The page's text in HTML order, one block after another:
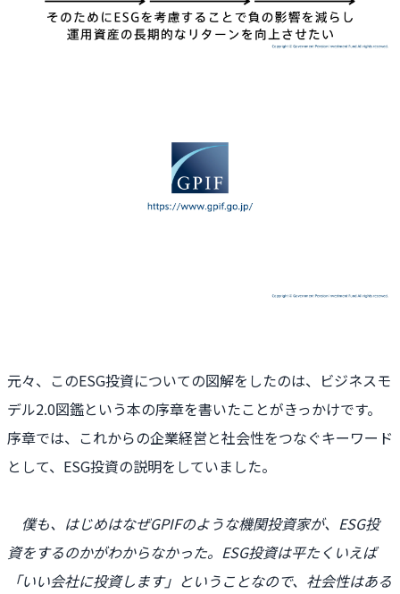
元々、このESG投資についての図解をしたのは、ビジネスモ
デル2.0図鑑という本の序章を書いたことがきっかけです。
序章では、これからの企業経営と社会性をつなぐキーワード
として、ESG投資の説明をしていました。
僕も、はじめはなぜGPIFのような機関投資家が、ESG投
資をするのかがわからなかった。ESG投資は平たくいえば
「いい会社に投資します」ということなので、社会性はある